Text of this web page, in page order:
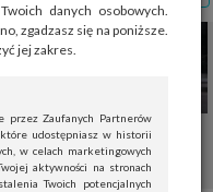
danych osobowych.
zgadzasz się na poniższe.
jej zakres.
przez Zaufanych Partnerów
które udostępniasz w historii
w celach marketingowych
aktywności na stronach
Twoich potencjalnych